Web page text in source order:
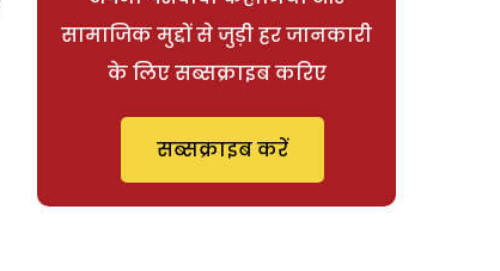
सामाजिक मुद्दों से जुड़ी हर जानकारी
के लिए सब्सक्राइब करिए
सब्सक्राइब करें